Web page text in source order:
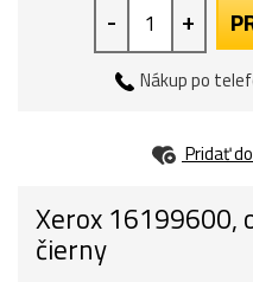
- +
Nákup po
Pridať
Xerox 16199600,
čierny